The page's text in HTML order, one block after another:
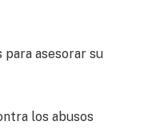
para asesorar su
los abusos